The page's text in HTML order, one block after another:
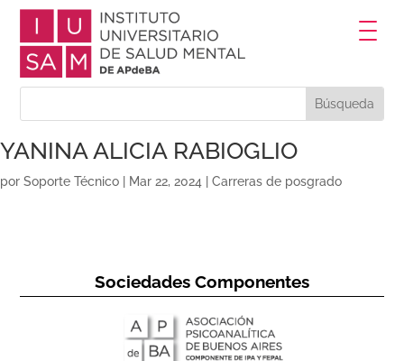
YANINA ALICIA RABIOGLIO
por Soporte Técnico Mar 22, 2024 Carreras de posgrado
Sociedades Componentes